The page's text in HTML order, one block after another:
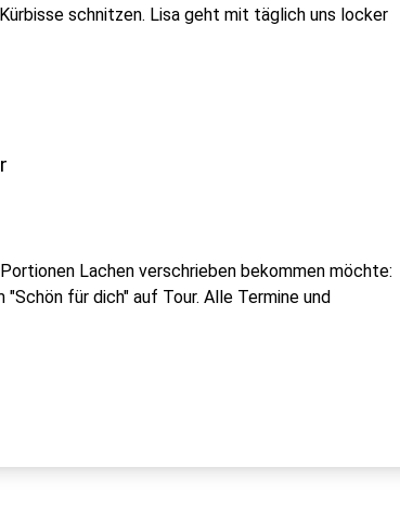
schnitzen. Lisa geht mit täglich uns locker
Lachen verschrieben bekommen möchte:
für dich" auf Tour. Alle Termine und